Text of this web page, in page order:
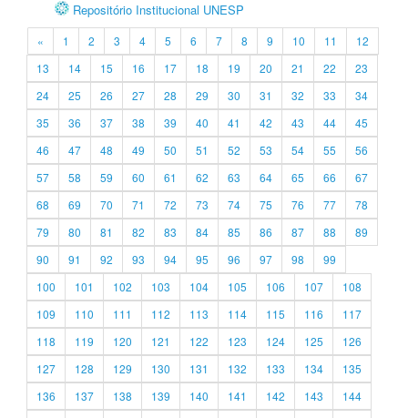
Repositório Institucional UNESP
« 1 2 3 4 5 6 7 8 9 10 11
12
13
14 15 16 17 18 19 20 21 22
23
24
25 26 27 28 29 30 31 32 33
34
35
36 37 38 39 40 41 42 43 44
45
46
47 48 49 50 51 52 53 54 55
56
57
58 59 60 61 62 63 64 65 66
67
68
69 70 71 72 73 74 75 76 77
78
79
80 81 82 83 84 85 86 87 88
89
90
91 92 93 94 95 96 97 98
99
100
101 102 103 104 105 106 107
108
109
110 111 112 113 114 115 116
117
118
119 120 121 122 123 124 125
126
127
128 129 130 131 132 133 134
135
136
137 138 139 140 141 142 143
144